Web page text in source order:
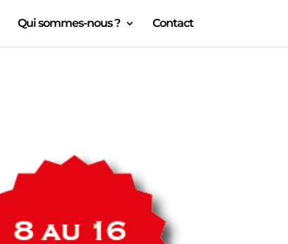
Qui sommes-nous ? Contact